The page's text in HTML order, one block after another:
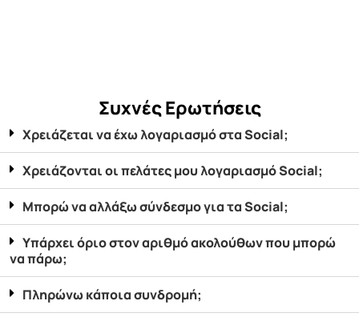
Συχνές Ερωτήσεις
Χρειάζεται να έχω λογαριασμό στα Social;
Χρειάζονται οι πελάτες μου λογαριασμό Social;
Μπορώ να αλλάξω σύνδεσμο για τα Social;
Υπάρχει όριο στον αριθμό ακολούθων που μπορώ
να πάρω;
Πληρώνω κάποια συνδρομή;